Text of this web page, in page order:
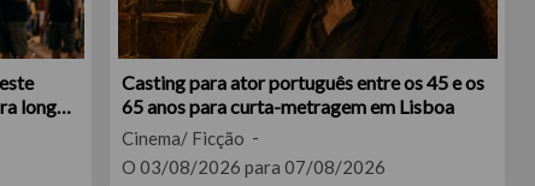
longa-
Casting para ator português entre os 45 e os
65 anos para curta-metragem em Lisboa
Cinema/ Ficção
O 03/08/2026 para 07/08/2026